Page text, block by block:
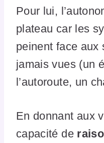
Pour lui,
plateau car les
peinent face aux
jamais vues (un
l’autoroute, un
En donnant aux
capacité de